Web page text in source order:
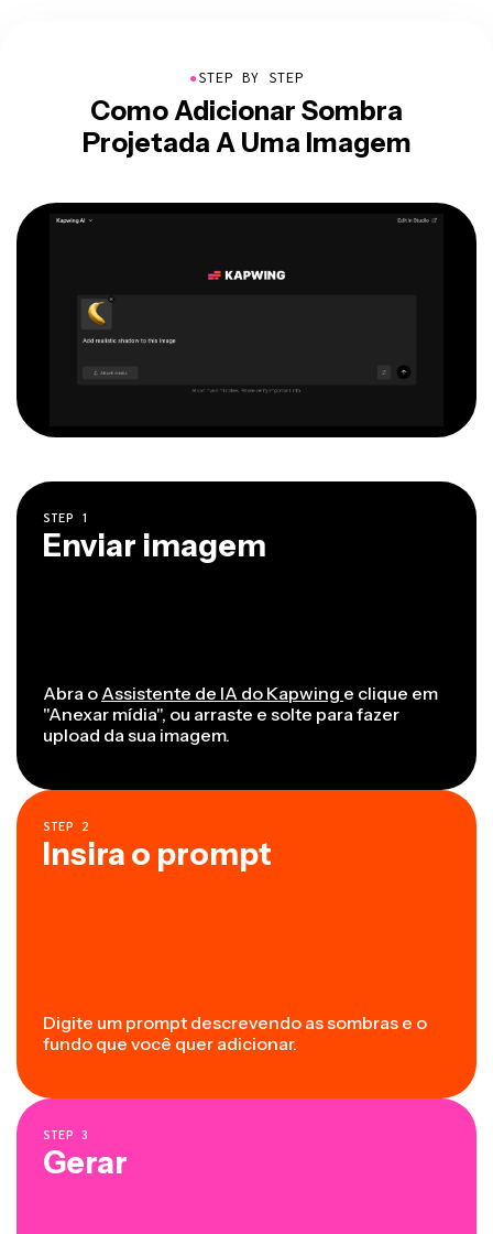
●STEP BY STEP
Como Adicionar Sombra
Projetada A Uma Imagem
STEP 1
Enviar imagem
Abra o Assistente de IA do Kapwing e clique em
"Anexar mídia", ou arraste e solte para fazer
upload da sua imagem.
STEP 2
Insira o prompt
Digite um prompt descrevendo as sombras e o
fundo que você quer adicionar.
STEP 3
Gerar